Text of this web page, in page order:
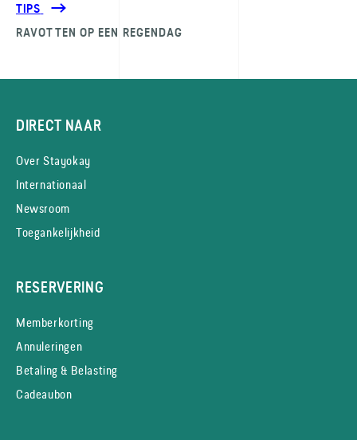
TIPS
RAVOTTEN OP EEN REGENDAG
DIRECT NAAR
Over Stayokay
Internationaal
Newsroom
Toegankelijkheid
RESERVERING
Memberkorting
Annuleringen
Betaling & Belasting
Cadeaubon